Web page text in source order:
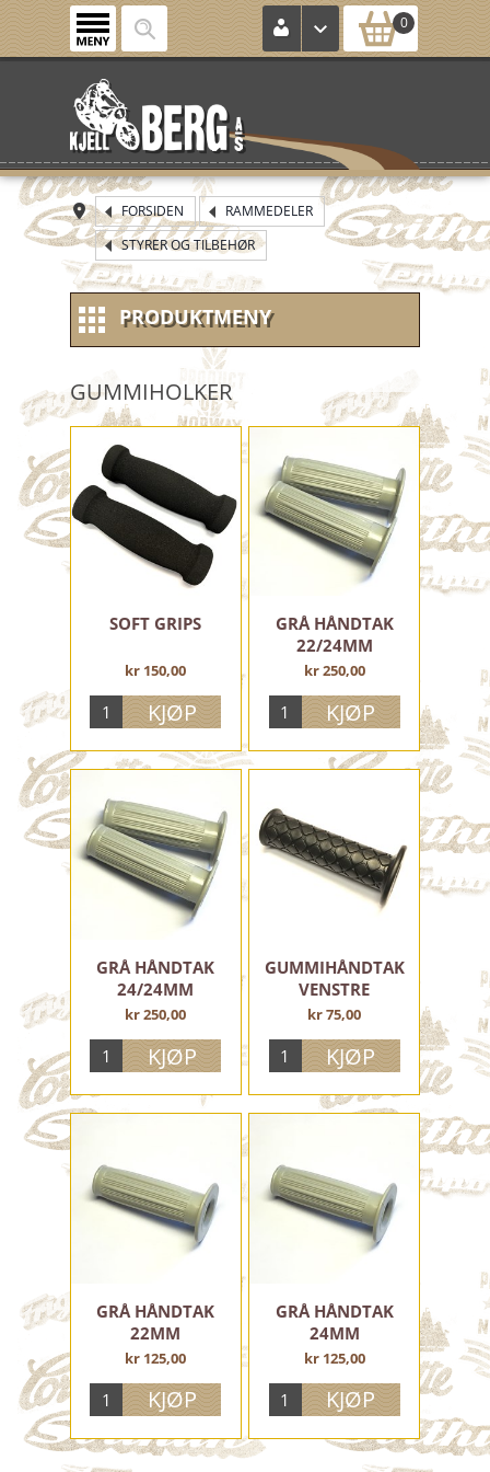
0
FORSIDEN
RAMMEDELER
STYRER OG TILBEHØR
PRODUKTMENY
NYE VARER
NOS (new old stock)
KONTROLLKORT
HJUL / FELG / DEKK MM.
ELEKTRISK ANLEGG
VERKTØY, UTSTYR, OLJE OG FETT
FOTHVILERE OG PEDALER
SKVETTLAPPER
BAGASJEBÆRERE
SETER OG DELER
FORGAFLER OG DELER
STYRELAGER
STØTTER
BREMSEPEDALER OG DELER
SIDE OG RAMMEDEKSLER
INSTRUMENTHUS OG SPEEDOMETER
DEKALER OG KLISTREMERKER
LØFTE- OG LYKTEBØYLER
BENSINTANKER, KRANER OG TILBEHØR
STYRER OG TILBEHØR
STYRERØR
BREMSEHÅNDTAK
CLUTCH HÅNDTAK
GIRHÅNDTAK
SPEIL
SKJERMER
GUMMIHOLKER
SOFT GRIPS
kr 150,00
GRÅ HÅNDTAK
22/24MM
kr 250,00
GRÅ HÅNDTAK
24/24MM
kr 250,00
GUMMIHÅNDTAK
VENSTRE
kr 75,00
GRÅ HÅNDTAK
22MM
kr 125,00
GRÅ HÅNDTAK
24MM
kr 125,00